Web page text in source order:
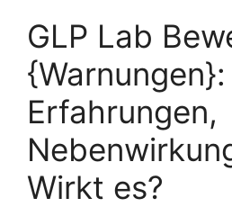
GLP Lab
{Warnungen}:
Erfahrungen,
Wirkt es?